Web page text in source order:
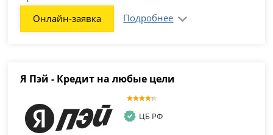
Онлайн-заявка Подробнее
Я Пэй - Кредит на любые цели
ЦБ РФ